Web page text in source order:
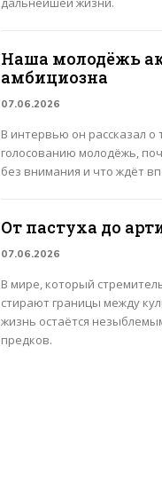
Наша молодёжь
амбициозна
07.06.2026
В интервью он рассказал о
голосованию молодёжь,
без внимания и что ждёт
От пастуха до
07.06.2026
В мире, который
стирают границы между
жизнь остаётся
предков.